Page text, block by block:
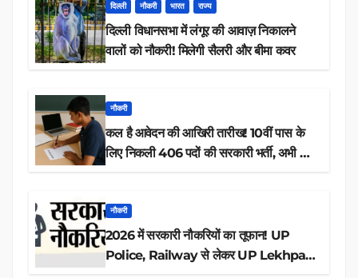
दिल्ली नौकरी भारत राज्य
दिल्ली विधानसभा में लंगूर की आवाज़ निकालने
वालों को नौकरी! मिलेगी सैलरी और बीमा कवर
नौकरी
कल है आवेदन की आखिरी तारीख! 10वीं पास के
लिए निकली 406 पदों की सरकारी भर्ती, अभी करें
नौकरी
2026 में सरकारी नौकरियों का तूफान! UP
Police, Railway से लेकर UP Lekhpal